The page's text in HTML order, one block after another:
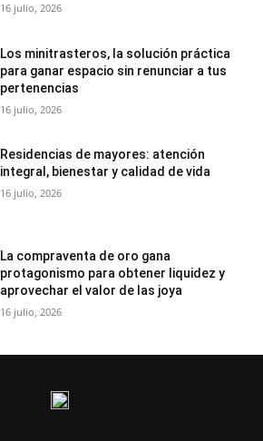
16 julio, 2026
Los minitrasteros, la solución práctica
para ganar espacio sin renunciar a tus
pertenencias
16 julio, 2026
Residencias de mayores: atención
integral, bienestar y calidad de vida
16 julio, 2026
La compraventa de oro gana
protagonismo para obtener liquidez y
aprovechar el valor de las joya
16 julio, 2026